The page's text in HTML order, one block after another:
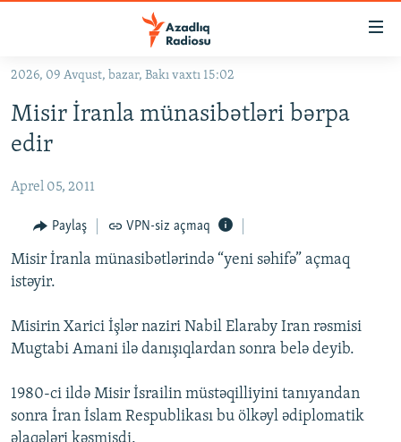
Əsas
qayıt
Əsas
qayıt
#ƏSLINDƏ
FƏRQƏ BAX
QANUNI DOĞRU
ARAŞDIRMA
MULTIMEDIA
VIDEO
FOTOQALEREYA
İNFOQRAFIKA
RADIO ARXIV
OXU ZALI
AZƏRBAYCAN ƏDƏBIYYATI KITABXANASI
HAQQIMIZDA
MISSIYAMIZ
BIZI IZLƏ
2026, 09 Avqust, bazar, Bakı vaxtı 15:02
Misir İranla münasibətləri bərpa
edir
Aprel 05, 2011
Paylaş VPN-siz açmaq
Misir İranla münasibətlərində “yeni səhifə” açmaq
istəyir.
Misirin Xarici İşlər naziri Nabil Elaraby Iran rəsmisi
Mugtabi Amani ilə danışıqlardan sonra belə deyib.
1980-ci ildə Misir İsrailin müstəqilliyini tanıyandan
sonra İran İslam Respublikası bu ölkəyl ədiplomatik